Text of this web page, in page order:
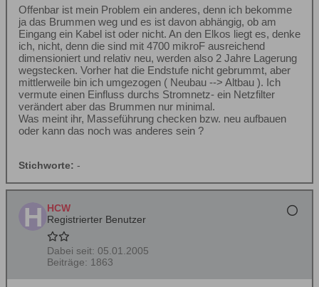
Offenbar ist mein Problem ein anderes, denn ich bekomme
ja das Brummen weg und es ist davon abhängig, ob am
Eingang ein Kabel ist oder nicht. An den Elkos liegt es, denke
ich, nicht, denn die sind mit 4700 mikroF ausreichend
dimensioniert und relativ neu, werden also 2 Jahre Lagerung
wegstecken. Vorher hat die Endstufe nicht gebrummt, aber
mittlerweile bin ich umgezogen ( Neubau --> Altbau ). Ich
vermute einen Einfluss durchs Stromnetz- ein Netzfilter
verändert aber das Brummen nur minimal.
Was meint ihr, Masseführung checken bzw. neu aufbauen
oder kann das noch was anderes sein ?
Stichworte: -
HCW
Registrierter Benutzer
Dabei seit: 05.01.2005
Beiträge: 1863